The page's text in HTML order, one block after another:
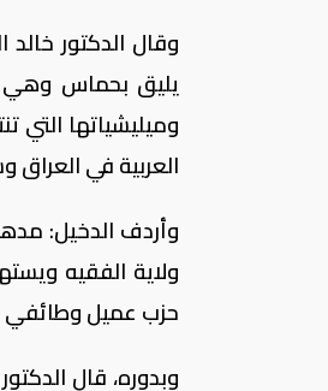
وقال الدكتور خالد
يليق بحماس وهي
وميليشياتها
العربية في العراق
وأردف الدخيل:
ولاية الفقيه
حزب عميل وطائفي
وبدوره، قال